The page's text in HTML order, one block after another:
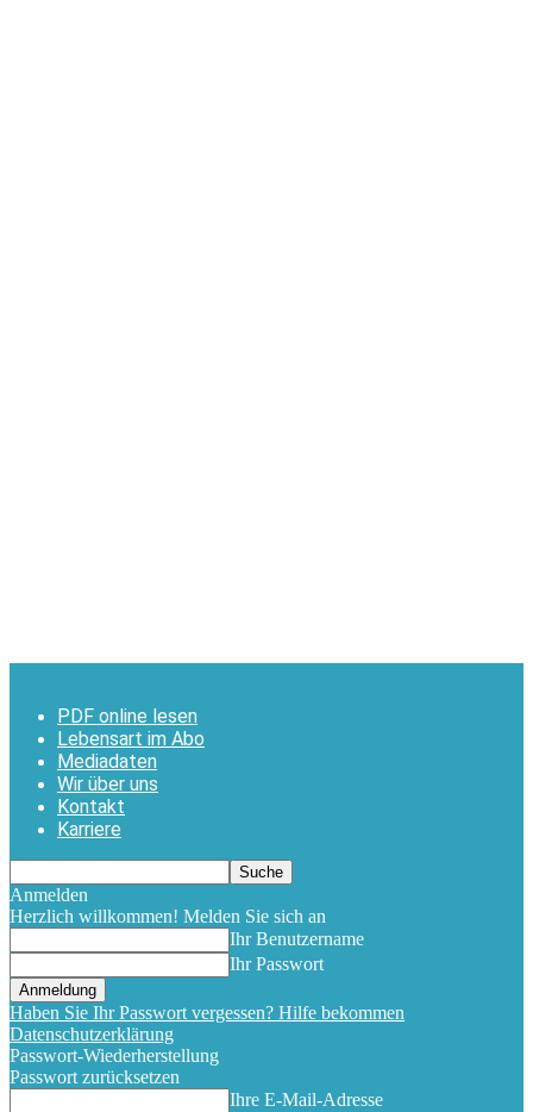
PDF online lesen
Lebensart im Abo
Mediadaten
Wir über uns
Kontakt
Karriere
Anmelden
Herzlich willkommen! Melden Sie sich an
Ihr Benutzername
Ihr Passwort
Haben Sie Ihr Passwort vergessen? Hilfe bekommen
Datenschutzerklärung
Passwort-Wiederherstellung
Passwort zurücksetzen
Ihre E-Mail-Adresse